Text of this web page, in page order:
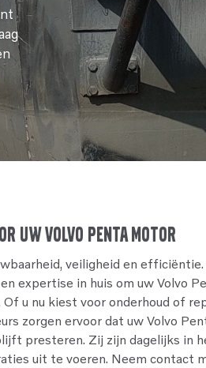
uw Volvo Penta motor
veiligheid en
expertise in huis om uw Volvo
u nu kiest voor onderhoud of
zorgen ervoor dat uw Volvo
presteren. Zij zijn dagelijks in
uit te voeren. Neem contact